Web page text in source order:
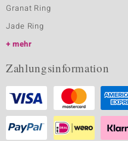
Granat Ring
Jade Ring
mehr
Zahlungsinformation